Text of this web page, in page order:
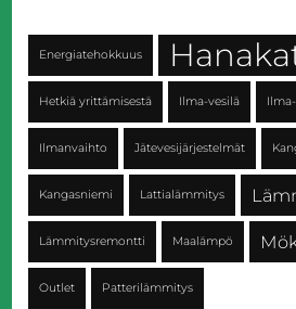
Energiatehokkuus
Hetkiä yrittämisestä Ilma-vesilä
Ilmanvaihto Jätevesijärjestelmät
Kangasniemi Lattialämmitys
Lämmitysremontti Maalämpö
Outlet Patterilämmitys